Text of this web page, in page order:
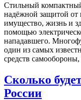
Стильный
надёжной защитой от
имущество, жизнь и
помощью
нападавшего.
один из самых
средств
Сколько
России